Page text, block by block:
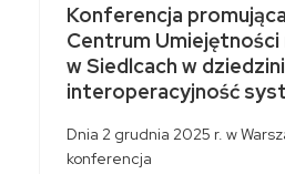
Konferencja
Centrum Umiejętności
w Siedlcach w
interoperacyjność
Dnia 2 grudnia 2025 r. w
konferencja